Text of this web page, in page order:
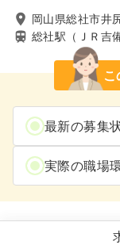
岡山県総社市井
総社駅（ＪＲ吉
最新の募集
実際の職場
住宅型